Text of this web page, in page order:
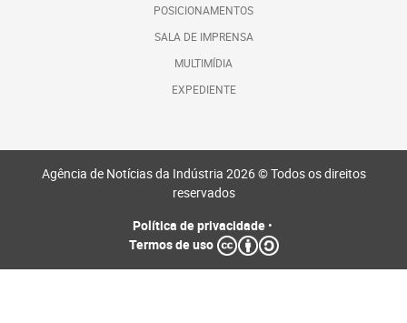
POSICIONAMENTOS
SALA DE IMPRENSA
MULTIMÍDIA
EXPEDIENTE
Agência de Notícias da Indústria 2026 © Todos os direitos
reservados
Política de privacidade•
Termos de uso